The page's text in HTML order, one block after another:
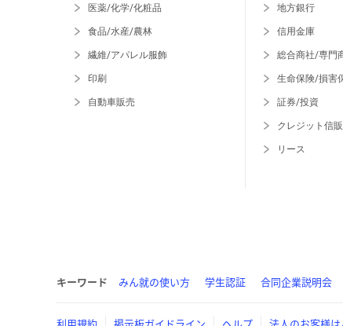
医薬/化学/化粧品
食品/水産/農林
繊維/アパレル服飾
印刷
自動車販売
地方銀行
信用金庫
総合商社/専門
生命保険/損害
証券/投資
クレジット信
リース
キーワード みん就の使い方 学生認証 合同企業説明会